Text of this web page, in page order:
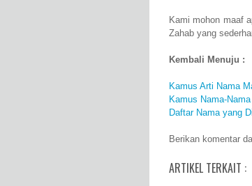
Kami mohon maaf
Zahab yang
Kembali Menuju :
Kamus Arti Nama
Kamus Nama-
Daftar Nama yang
Berikan komentar
ARTIKEL TERKAIT :